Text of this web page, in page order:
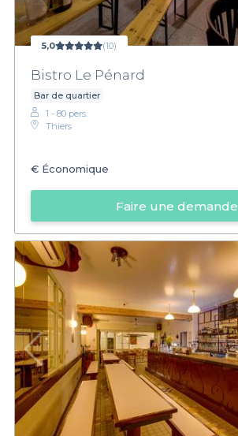
5,0 (10)
Bistro Le Pénard
Bar de quartier
1 - 80 pers.
Thiers
€ Économique
Faire une demande